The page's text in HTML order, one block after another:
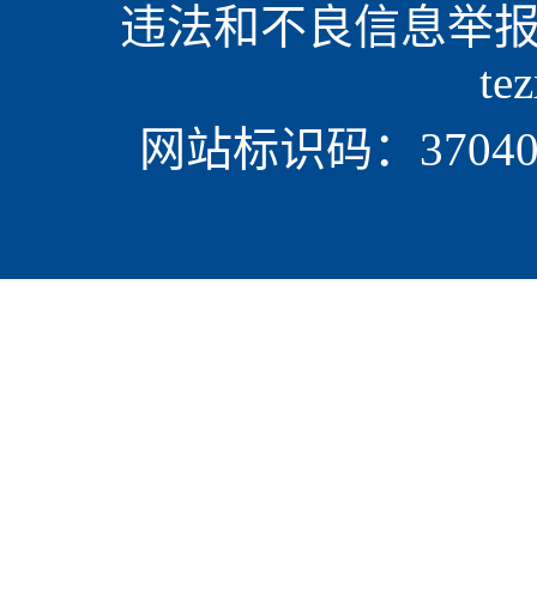
违法和不良信息举
网站标识码：